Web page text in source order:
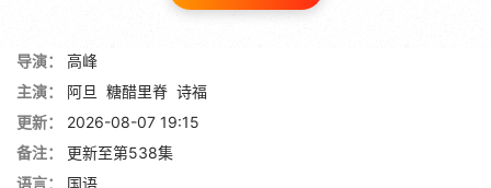
导演：
高峰
主演：
阿旦 糖醋里脊 诗福
更新：
2026-08-07 19:15
备注：
更新至第538集
语言：
国语